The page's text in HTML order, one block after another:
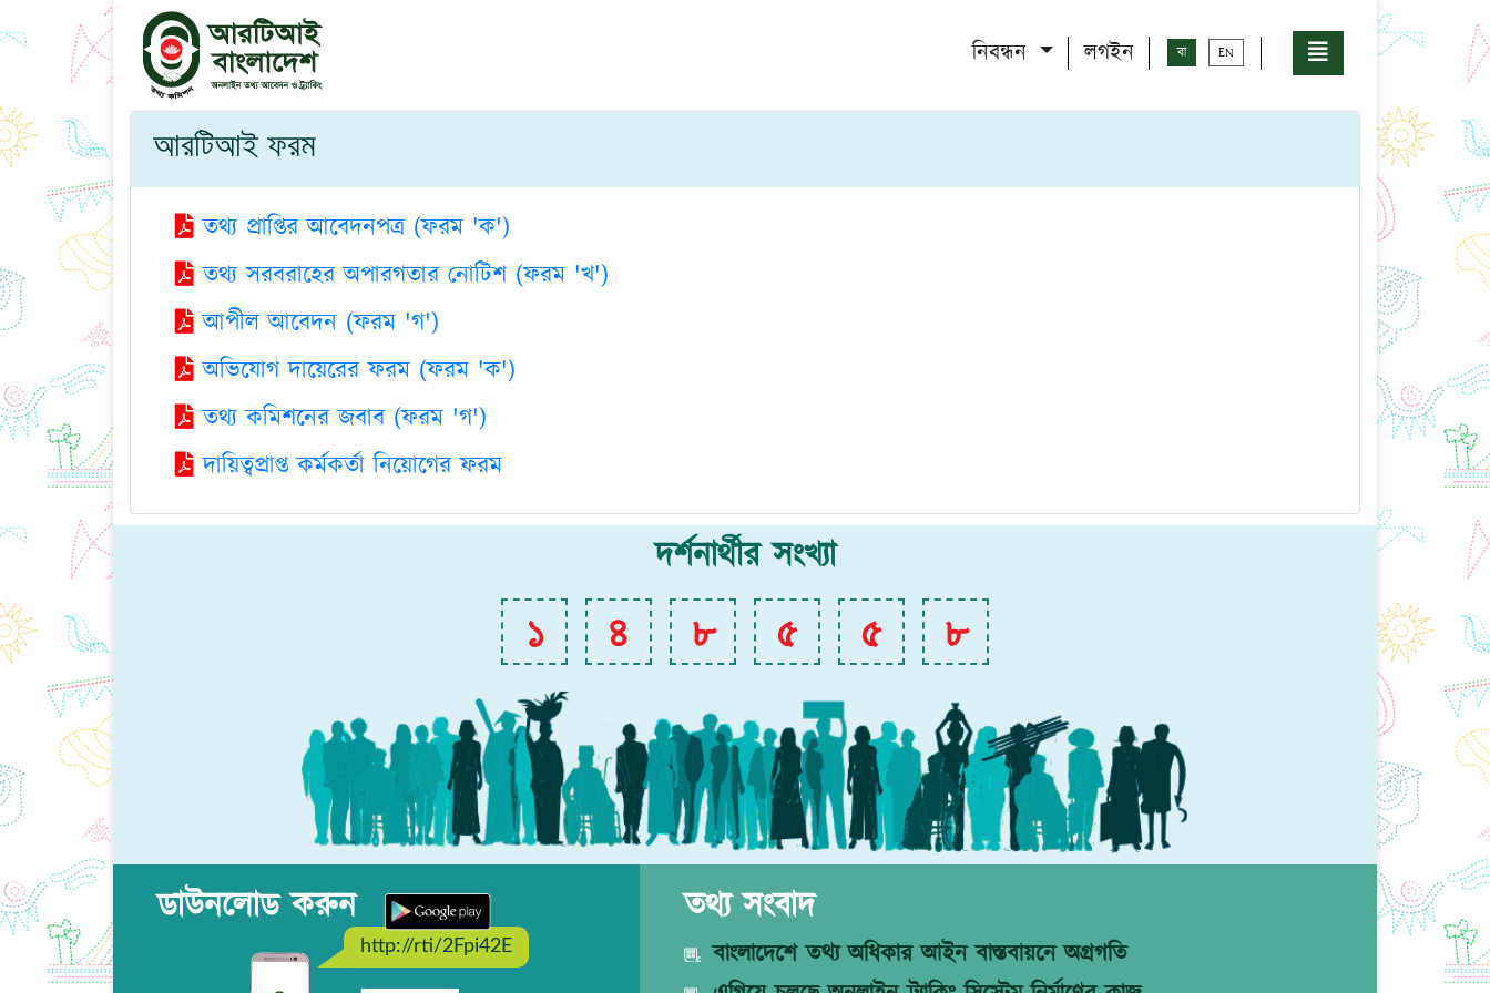
নিবন্ধন লগইন বা EN
আরটিআই ফরম
তথ্য প্রাপ্তির আবেদনপত্র (ফরম 'ক')
তথ্য সরবরাহের অপারগতার নোটিশ (ফরম 'খ')
আপীল আবেদন (ফরম 'গ')
অভিযোগ দায়েরের ফরম (ফরম 'ক')
তথ্য কমিশনের জবাব (ফরম 'গ')
দায়িত্বপ্রাপ্ত কর্মকর্তা নিয়োগের ফরম
দর্শনার্থীর সংখ্যা
১ ৪ ৮ ৫ ৫ ৮
ডাউনলোড করুন
http://rti/2Fpi42E
তথ্য সংবাদ
বাংলাদেশে তথ্য অধিকার আইন বাস্তবায়নে অগ্রগতি